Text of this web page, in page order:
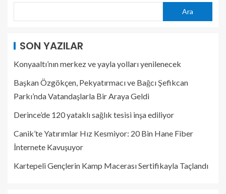
Ara
SON YAZILAR
Konyaaltı’nın merkez ve yayla yolları yenilenecek
Başkan Özgökçen, Pekyatırmacı ve Bağcı Şefikcan
Parkı’nda Vatandaşlarla Bir Araya Geldi
Derince’de 120 yataklı sağlık tesisi inşa ediliyor
Canik’te Yatırımlar Hız Kesmiyor: 20 Bin Hane Fiber
İnternete Kavuşuyor
Kartepeli Gençlerin Kamp Macerası Sertifikayla Taçlandı